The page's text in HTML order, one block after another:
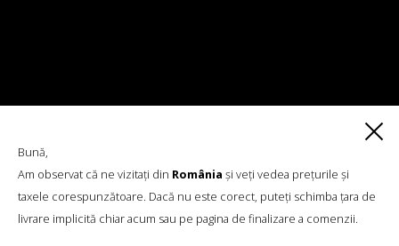
Bună,
Am observat că ne vizitați din România și veți vedea prețurile și
taxele corespunzătoare. Dacă nu este corect, puteți schimba țara de
livrare implicită chiar acum sau pe pagina de finalizare a comenzii.